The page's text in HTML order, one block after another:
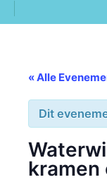
« Alle
Dit